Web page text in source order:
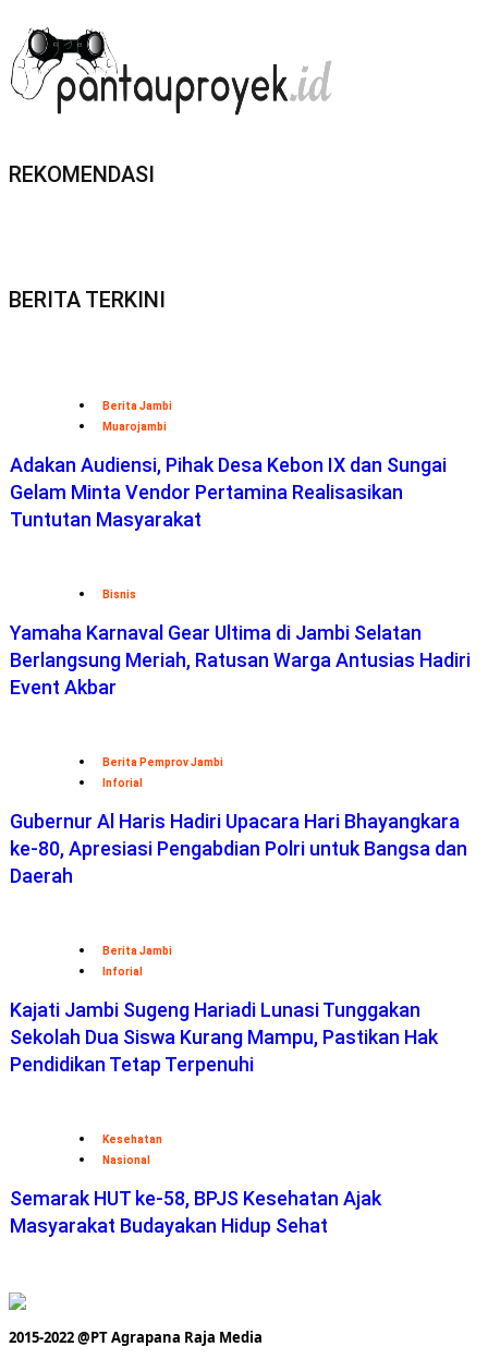
REKOMENDASI
BERITA TERKINI
Berita Jambi
Muarojambi
Adakan Audiensi, Pihak Desa Kebon IX dan Sungai
Gelam Minta Vendor Pertamina Realisasikan
Tuntutan Masyarakat
Bisnis
Yamaha Karnaval Gear Ultima di Jambi Selatan
Berlangsung Meriah, Ratusan Warga Antusias Hadiri
Event Akbar
Berita Pemprov Jambi
Inforial
Gubernur Al Haris Hadiri Upacara Hari Bhayangkara
ke-80, Apresiasi Pengabdian Polri untuk Bangsa dan
Daerah
Berita Jambi
Inforial
Kajati Jambi Sugeng Hariadi Lunasi Tunggakan
Sekolah Dua Siswa Kurang Mampu, Pastikan Hak
Pendidikan Tetap Terpenuhi
Kesehatan
Nasional
Semarak HUT ke-58, BPJS Kesehatan Ajak
Masyarakat Budayakan Hidup Sehat
2015-2022 @PT Agrapana Raja Media